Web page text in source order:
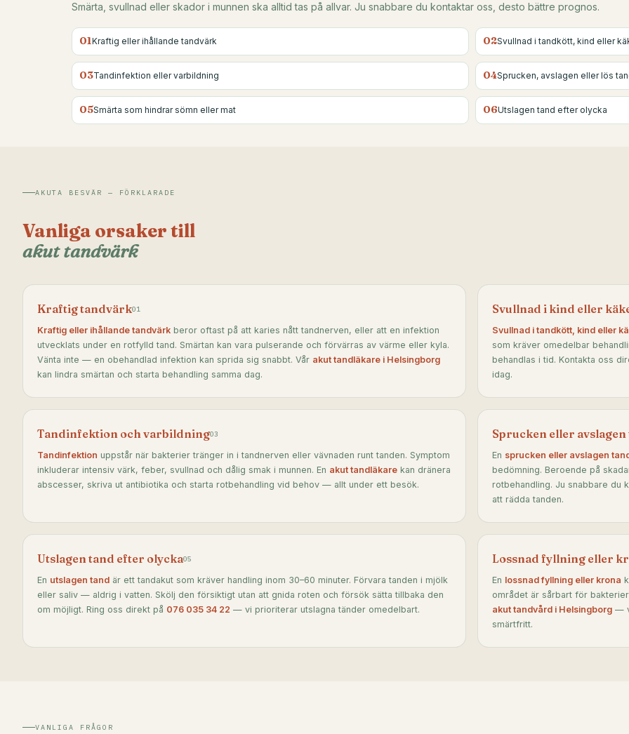
Smärta, svullnad eller skador i munnen ska alltid tas på allvar. Ju snabbare du kontaktar oss, desto bättre prognos.
01Kraftig eller ihållande tandvärk 02Svullnad i tandkött, kind eller
03Tandinfektion eller varbildning 04Sprucken, avslagen eller lös
05Smärta som hindrar sömn eller mat 06Utslagen tand efter olycka
AKUTA BESVÄR — FÖRKLARADE
Vanliga orsaker till
akut tandvärk
Kraftig tandvärk01
Kraftig eller ihållande tandvärk beror oftast på att karies nått tandnerven, eller att en infektion
utvecklats under en rotfylld tand. Smärtan kan vara pulserande och förvärras av värme eller kyla.
Vänta inte — en obehandlad infektion kan sprida sig snabbt. Vår akut tandläkare i Helsingborg
kan lindra smärtan och starta behandling samma dag.
Svullnad i kind eller
Svullnad i tandkött, kind eller
som kräver omedelbar
behandlas i tid. Kontakta oss
idag.
Tandinfektion och varbildning03
Tandinfektion uppstår när bakterier tränger in i tandnerven eller vävnaden runt tanden. Symptom
inkluderar intensiv värk, feber, svullnad och dålig smak i munnen. En akut tandläkare kan dränera
abscesser, skriva ut antibiotika och starta rotbehandling vid behov — allt under ett besök.
Sprucken eller avslagen
En sprucken eller avslagen
bedömning. Beroende på
rotbehandling. Ju snabbare du
att rädda tanden.
Utslagen tand efter olycka05
En utslagen tand är ett tandakut som kräver handling inom 30–60 minuter. Förvara tanden i mjölk
eller saliv — aldrig i vatten. Skölj den försiktigt utan att gnida roten och försök sätta tillbaka den
om möjligt. Ring oss direkt på 076 035 34 22 — vi prioriterar utslagna tänder omedelbart.
Lossnad fyllning eller
En lossnad fyllning eller krona
området är sårbart för
akut tandvård i Helsingborg —
smärtfritt.
VANLIGA FRÅGOR